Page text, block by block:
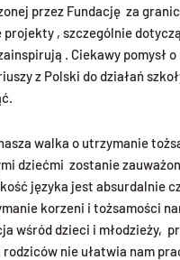
przez Fundację za
projekty , szczególnie
. Ciekawy pomysł
z Polski do działań
walka o utrzymanie
dziećmi zostanie
języka jest absurdalnie
korzeni i tożsamości
wśród dzieci i młodzieży,
nie ułatwia nam